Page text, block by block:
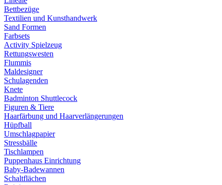
Bettbezüge
Textilien und Kunsthandwerk
Sand Formen
Farbsets
Activity Spielzeug
Rettungswesten
Flummis
Maldesigner
Schulagenden
Knete
Badminton Shuttlecock
Figuren & Tiere
Haarfärbung und Haarverlängerungen
Hüpfball
Umschlagpapier
Stressbälle
Tischlampen
Puppenhaus Einrichtung
Baby-Badewannen
Schaltflächen